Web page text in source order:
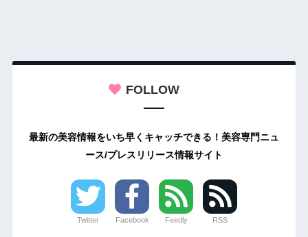
FOLLOW
最新の美容情報をいち早くキャッチできる！美容専門ニュ
ース/プレスリリース情報サイト
Twitter Facebook Feedly RSS